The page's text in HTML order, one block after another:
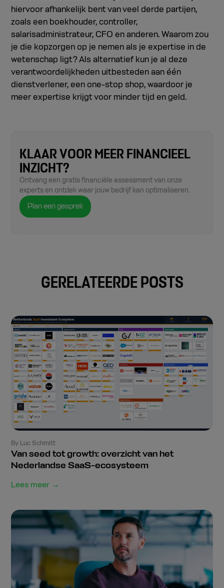
hiervoor afhankelijk bent van veel derde partijen,
zoals een boekhouder, controller,
salarisadministrateur, CFO en anderen. Waarom zou
je die kopzorgen op je nemen als je expertise in de
wetenschap ligt? Als alternatief kun je al deze
verantwoordelijkheden uitbesteden aan één
dienstverlener, een one-stop shop, waardoor je
meer expertise krijgt voor minder tijd en geld.
KLAAR VOOR MEER FINANCIEEL
INZICHT?
Ontvang een gratis financiële assessment van onze
experts en ontdek waar jouw bedrijf kan optimaliseren.
Plan een gesprek
GERELATEERDE POSTS
By Luc Schmitt
Van seed tot growth: overzicht van het
Nederlandse SaaS-ecosysteem
Lees meer →